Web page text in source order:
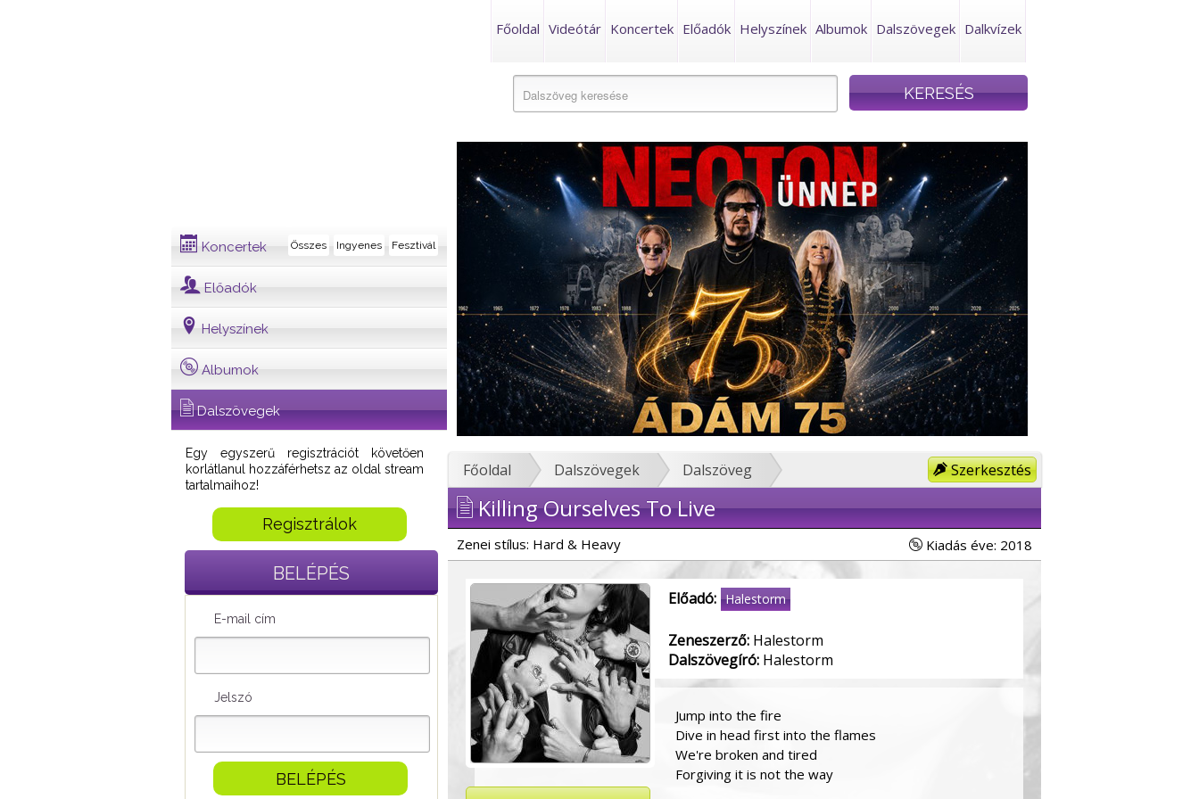
Főoldal Videótár Koncertek Előadók Helyszínek Albumok Dalszövegek Dalkvízek
Koncertek Fesztivál
Ingyenes
Összes
Előadók
Helyszínek
Albumok
Dalszövegek
Egy egyszerű regisztrációt követően
korlátlanul hozzáférhetsz az oldal stream
tartalmaihoz!
Regisztrálok
BELÉPÉS
E-mail cím
Jelszó
Szerkesztés
Főoldal Dalszövegek Dalszöveg
Killing Ourselves To Live
Zenei stílus: Hard & Heavy Kiadás éve: 2018
Előadó: Halestorm
Zeneszerző: Halestorm
Dalszövegíró: Halestorm
Jump into the fire
Dive in head first into the flames
We're broken and tired
Forgiving it is not the way